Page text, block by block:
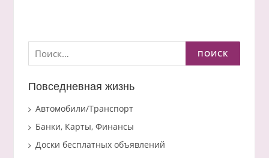
Найти:
Повседневная жизнь
Автомобили/Транспорт
Банки, Карты, Финансы
Доски бесплатных объявлений